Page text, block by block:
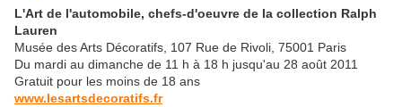
L'Art de l'automobile, chefs-d'oeuvre de la collection Ralph
Lauren
Musée des Arts Décoratifs, 107 Rue de Rivoli, 75001 Paris
Du mardi au dimanche de 11 h à 18 h jusqu'au 28 août 2011
Gratuit pour les moins de 18 ans
www.lesartsdecoratifs.fr